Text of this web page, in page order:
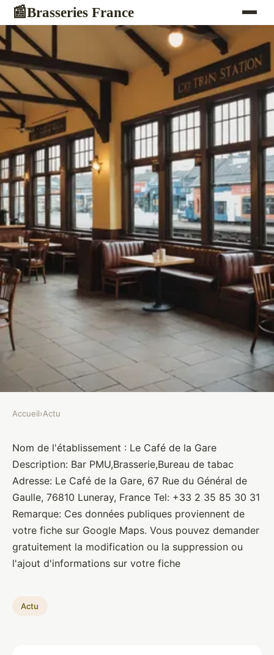
📰Brasseries France
Le Café de la Gare
Brasseurs • 10 janvier 2022•1 min de lecture
Accueil›Actu
Nom de l'établissement : Le Café de la Gare
Description: Bar PMU,Brasserie,Bureau de tabac
Adresse: Le Café de la Gare, 67 Rue du Général de
Gaulle, 76810 Luneray, France Tel: +33 2 35 85 30 31
Remarque: Ces données publiques proviennent de
votre fiche sur Google Maps. Vous pouvez demander
gratuitement la modification ou la suppression ou
l'ajout d'informations sur votre fiche
Actu